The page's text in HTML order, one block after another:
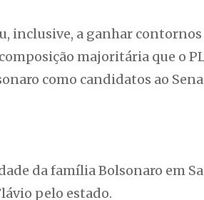
inclusive, a ganhar
majoritária que o
como candidatos ao
da família Bolsonaro em
pelo estado.